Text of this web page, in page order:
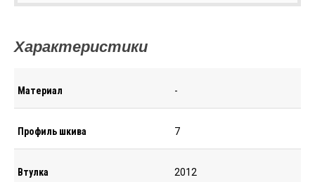
Характеристики
Материал -
Профиль шкива 7
Втулка 2012